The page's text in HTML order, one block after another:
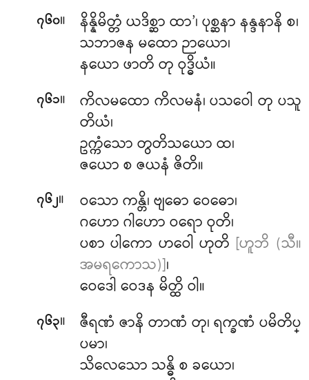
၇၆၀။
နိန္နိမိတ္တံ ယဒိစ္ဆာ ထာ’၊ ပုစ္ဆနာ နန္ဒနာနိ စ၊
သဘာဇန မထော ဉာယော၊
နယော ဖာတိ တု ဝုဒ္ဓိယံ။
၇၆၁။
ကိလမထော ကိလမနံ၊ ပသဝေါ တု ပသူ
တိယံ၊
ဥက္ကံသော တွတိသယော ထ၊
ဇယော စ ဇယနံ ဇိတိ။
၇၆၂။ ဝသောကန္တိ၊ ဗျဓော ဝေဓော၊
ဂဟော ဂါဟော ဝရော ဝုတိ၊
ပစာ ပါကော ဟဝေါ ဟုတိ [ဟူဘိ (သီ။
အမရကောသ)]၊
ဝေဒေါ ဝေဒန မိတ္ထိ ဝါ။
၇၆၃။
ဇီရဏံ ဇာနိ တာဏံ တု၊ ရက္ခဏံ ပမိတိပ္
ပမာ၊
သိလေသော သန္ဓိ စ ခယော၊